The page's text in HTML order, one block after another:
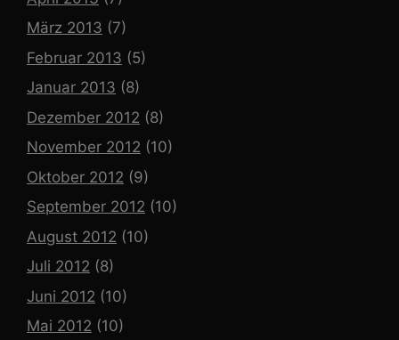
März 2013 (7)
Februar 2013 (5)
Januar 2013 (8)
Dezember 2012 (8)
November 2012 (10)
Oktober 2012 (9)
September 2012 (10)
August 2012 (10)
Juli 2012 (8)
Juni 2012 (10)
Mai 2012 (10)